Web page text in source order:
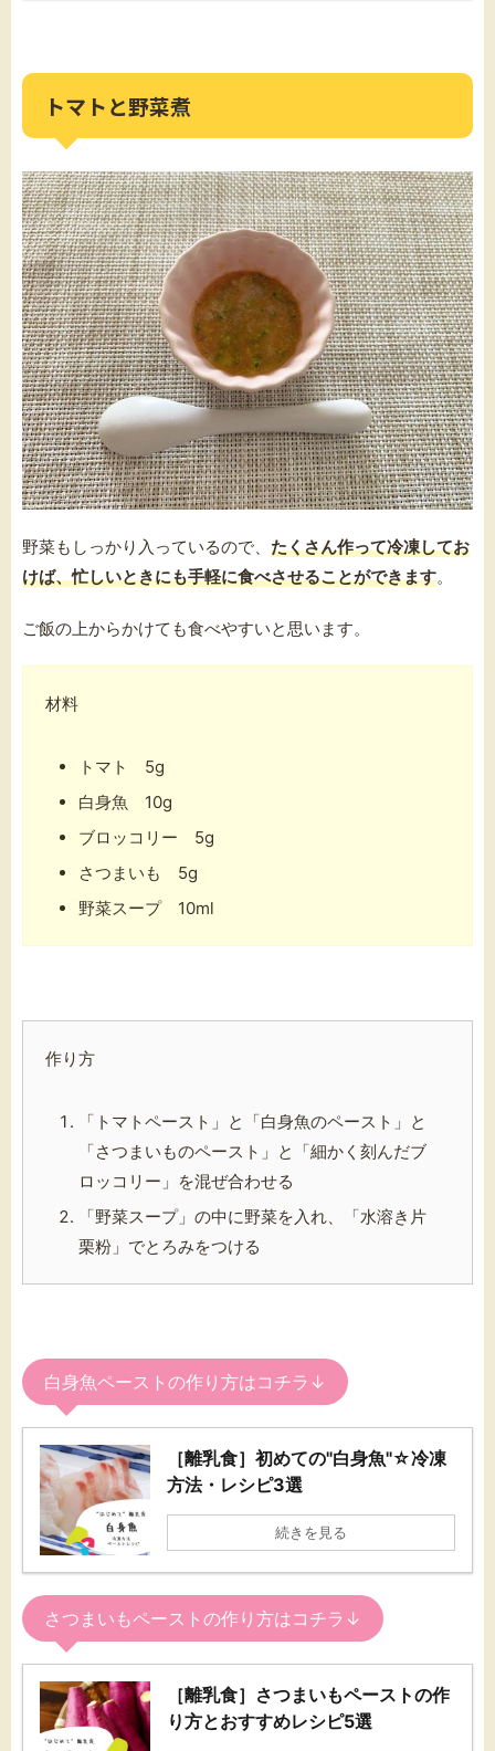
トマトと野菜煮
野菜もしっかり入っているので、 たくさん作って冷凍してお
けば、忙しいときにも手軽に食べさせることができます。
ご飯の上からかけても食べやすいと思います。
材料
トマト 5g
白身魚 10g
ブロッコリー 5g
さつまいも 5g
野菜スープ 10ml
作り方
「トマトペースト」と「白身魚のペースト」と
「さつまいものペースト」と「細かく刻んだブ
ロッコリー」を混ぜ合わせる
「野菜スープ」の中に野菜を入れ、「水溶き片
栗粉」でとろみをつける
白身魚ペーストの作り方はコチラ↓
［離乳食］初めての"白身魚"☆冷凍
方法・レシピ3選
続きを見る
さつまいもペーストの作り方はコチラ↓
［離乳食］さつまいもペーストの作
り方とおすすめレシピ5選